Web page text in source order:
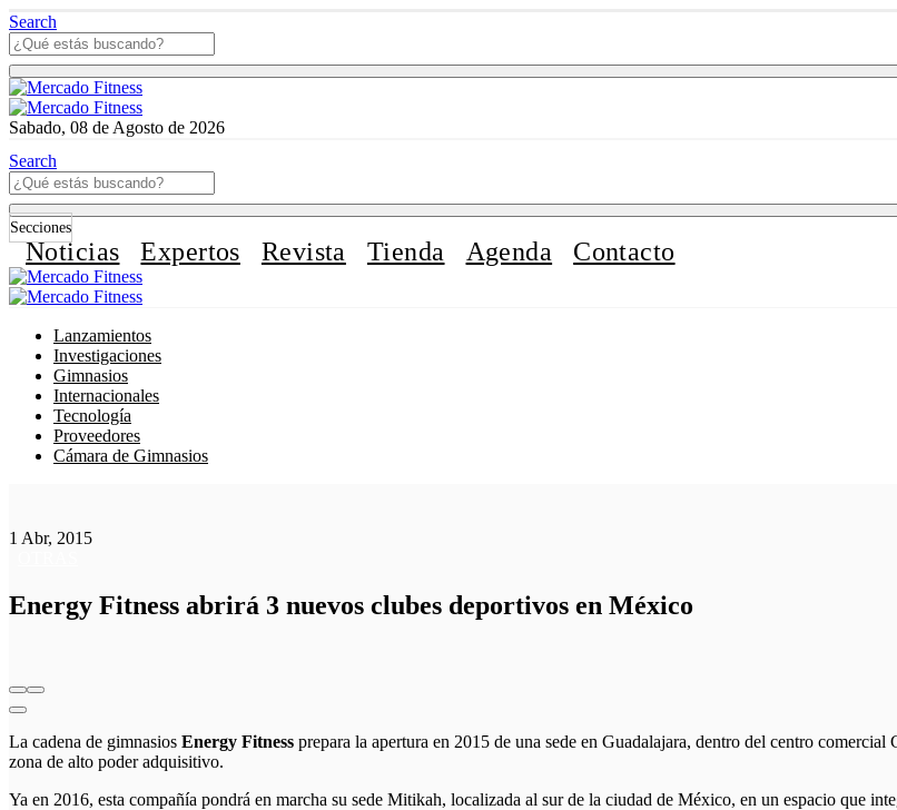
Search
Sabado, 08 de Agosto de 2026
Search
Secciones
Noticias Expertos Revista Tienda Agenda Contacto
Lanzamientos
Investigaciones
Gimnasios
Internacionales
Tecnología
Proveedores
Cámara de Gimnasios
1 Abr, 2015
Energy Fitness abrirá 3 nuevos clubes deportivos en México
La cadena de gimnasios Energy Fitness prepara la apertura en 2015 de una sede en Guadalajara, dentro del centro comercial
zona de alto poder adquisitivo.
Ya en 2016, esta compañía pondrá en marcha su sede Mitikah, localizada al sur de la ciudad de México, en un espacio que